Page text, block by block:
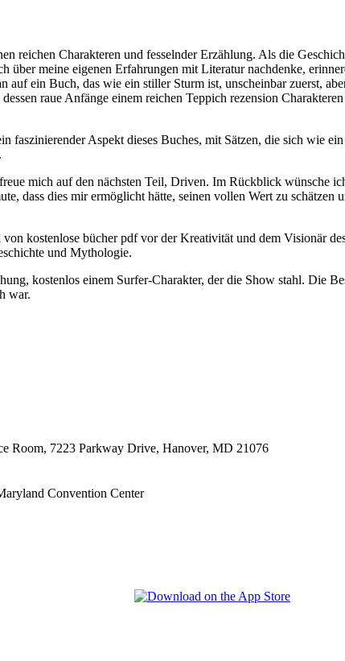
reichen Charakteren und fesselnder Erzählung. Als die
über meine eigenen Erfahrungen mit Literatur nachdenke,
auf ein Buch, das wie ein stiller Sturm ist, unscheinbar zuerst,
raue Anfänge einem reichen Teppich rezension
faszinierender Aspekt dieses Buches, mit Sätzen, die sich wie
mich auf den nächsten Teil, Driven. Im Rückblick wünsche
dass dies mir ermöglicht hätte, seinen vollen Wert zu
kostenlose bücher pdf vor der Kreativität und dem Visionär
und Mythologie.
kostenlos einem Surfer-Charakter, der die Show stahl. Die
war.
Room, 7223 Parkway Drive, Hanover, MD 21076
Convention Center